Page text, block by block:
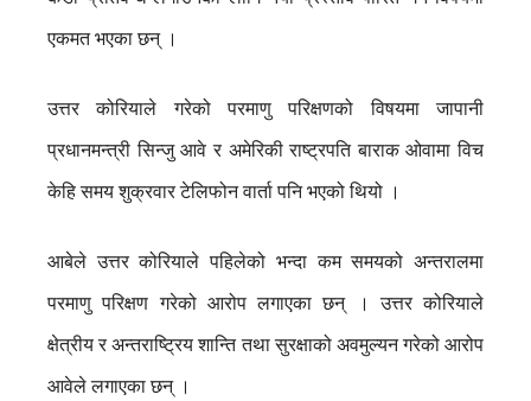
एकमत भएका छन् ।
उत्तर कोरियाले गरेको परमाणु परिक्षणको विषयमा जापानी
प्रधानमन्त्री सिन्जु आवे र अमेरिकी राष्ट्रपति बाराक ओवामा विच
केहि समय शुक्रवार टेलिफोन वार्ता पनि भएको थियो ।
आबेले उत्तर कोरियाले पहिलेको भन्दा कम समयको अन्तरालमा
परमाणु परिक्षण गरेको आरोप लगाएका छन् । उत्तर कोरियाले
क्षेत्रीय र अन्तराष्ट्रिय शान्ति तथा सुरक्षाको अवमुल्यन गरेको आरोप
आवेले लगाएका छन् ।